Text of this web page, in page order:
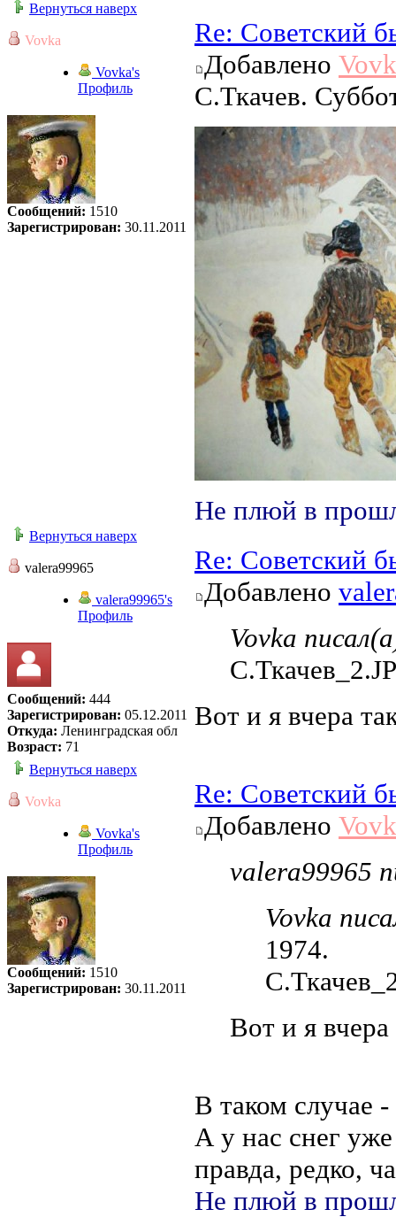
Вернуться наверх
Vovka
Vovka's
Профиль
Сообщений: 1510
Зарегистрирован: 30.11.2011
Re: Советский
Добавлено
С.Ткачев.
Не плюй в
Вернуться наверх
valera99965
valera99965's
Профиль
Сообщений: 444
Зарегистрирован: 05.12.2011
Откуда: Ленинградская обл
Возраст: 71
Re: Советский
Добавлено
Vovka
Вот и я вчера
Вернуться наверх
Vovka
Vovka's
Профиль
Сообщений: 1510
Зарегистрирован: 30.11.2011
Re: Советский
Добавлено
valera99965
Vovka
1974.
Вот и я
В таком случае
А у нас снег
правда, редко,
Не плюй в